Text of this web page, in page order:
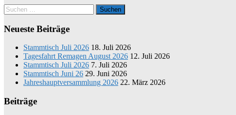
Neueste Beiträge
Stammtisch Juli 2026 18. Juli 2026
Tagesfahrt Remagen August 2026 12. Juli 2026
Stammtisch Juli 2026 7. Juli 2026
Stammtisch Juni 26 29. Juni 2026
Jahreshauptversammlung 2026 22. März 2026
Beiträge